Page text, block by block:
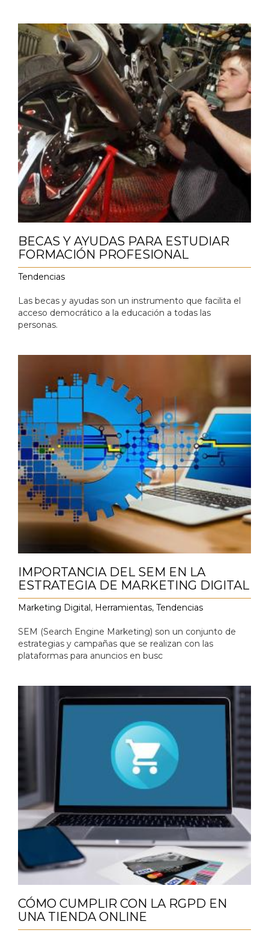
BECAS Y AYUDAS PARA ESTUDIAR
FORMACIÓN PROFESIONAL
Tendencias
Las becas y ayudas son un instrumento que facilita el
acceso democrático a la educación a todas las
personas.
IMPORTANCIA DEL SEM EN LA
ESTRATEGIA DE MARKETING DIGITAL
Marketing Digital, Herramientas, Tendencias
SEM (Search Engine Marketing) son un conjunto de
estrategias y campañas que se realizan con las
plataformas para anuncios en busc
CÓMO CUMPLIR CON LA RGPD EN
UNA TIENDA ONLINE